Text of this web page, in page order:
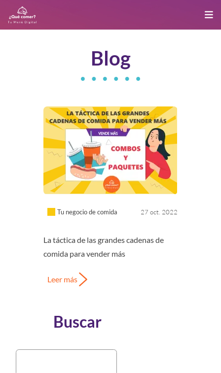
Blog
Tu negocio de comida 27 oct. 2022
La táctica de las grandes cadenas de
comida para vender más
Leer más
Buscar